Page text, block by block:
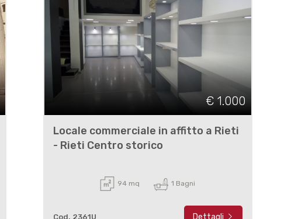
€ 1.000
Locale commerciale in affitto a Rieti
- Rieti Centro storico
94 mq 1 Bagni
Cod. 2361U